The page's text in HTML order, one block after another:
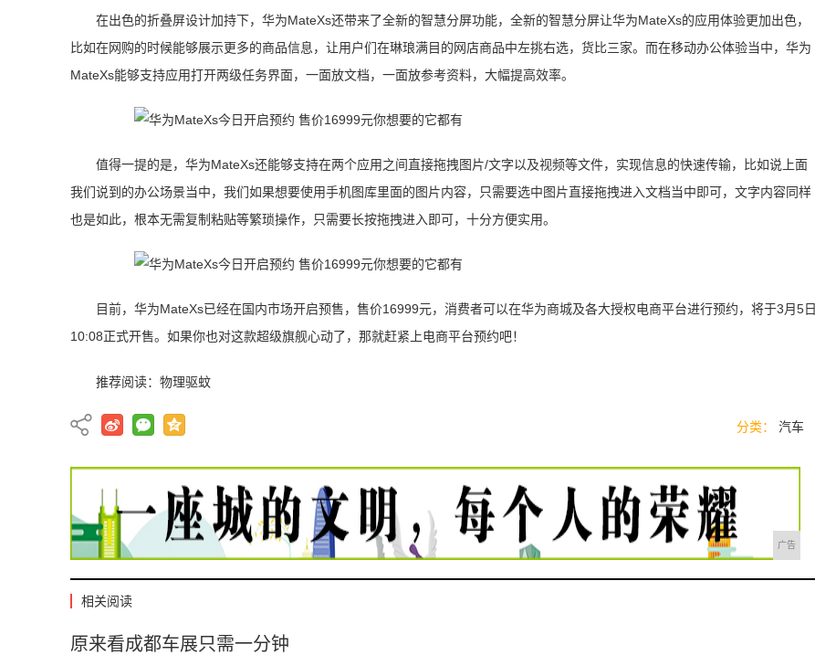
在出色的折叠屏设计加持下，华为MateXs还带来了全新的智慧分屏功能，全新的智慧分屏让华为MateXs的应用体验更加出色，
比如在网购的时候能够展示更多的商品信息，让用户们在琳琅满目的网店商品中左挑右选，货比三家。而在移动办公体验当中，华为
MateXs能够支持应用打开两级任务界面，一面放文档，一面放参考资料，大幅提高效率。
值得一提的是，华为MateXs还能够支持在两个应用之间直接拖拽图片/文字以及视频等文件，实现信息的快速传输，比如说上面
我们说到的办公场景当中，我们如果想要使用手机图库里面的图片内容，只需要选中图片直接拖拽进入文档当中即可，文字内容同样
也是如此，根本无需复制粘贴等繁琐操作，只需要长按拖拽进入即可，十分方便实用。
目前，华为MateXs已经在国内市场开启预售，售价16999元，消费者可以在华为商城及各大授权电商平台进行预约，将于3月5日
10:08正式开售。如果你也对这款超级旗舰心动了，那就赶紧上电商平台预约吧！
推荐阅读： 物理驱蚊
分类： 汽车
广告
相关阅读
原来看成都车展只需一分钟